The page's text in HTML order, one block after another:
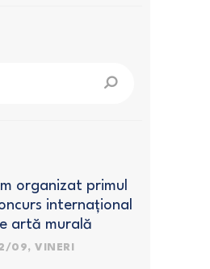
organizat primul
internațional
artă murală
elevi
09, VINERI